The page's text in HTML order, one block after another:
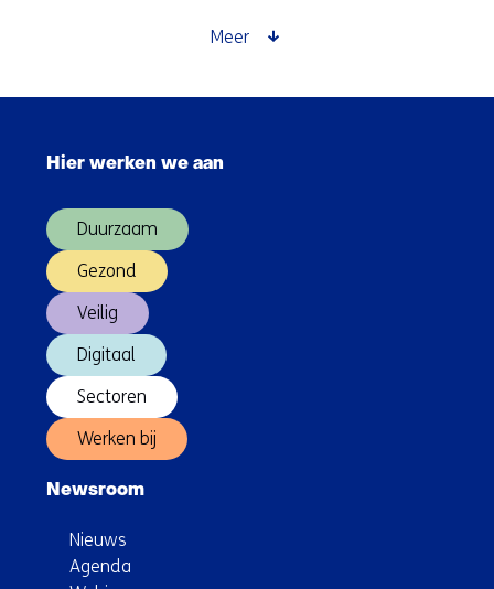
Meer
Hier werken we aan
Duurzaam
Gezond
Veilig
Digitaal
Sectoren
Werken bij
Newsroom
Nieuws
Agenda